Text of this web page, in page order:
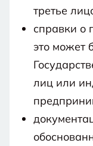
третье
справки о
это может
лиц или